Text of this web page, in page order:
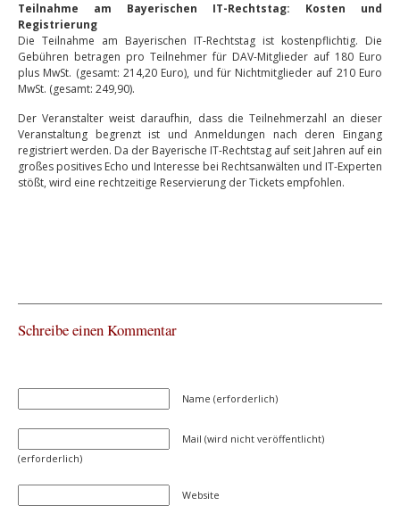
Teilnahme am Bayerischen IT-Rechtstag: Kosten und
Registrierung
Die Teilnahme am Bayerischen IT-Rechtstag ist kostenpflichtig. Die
Gebühren betragen pro Teilnehmer für DAV-Mitglieder auf 180 Euro
plus MwSt. (gesamt: 214,20 Euro), und für Nichtmitglieder auf 210 Euro
MwSt. (gesamt: 249,90).
Der Veranstalter weist daraufhin, dass die Teilnehmerzahl an dieser
Veranstaltung begrenzt ist und Anmeldungen nach deren Eingang
registriert werden. Da der Bayerische IT-Rechtstag auf seit Jahren auf ein
großes positives Echo und Interesse bei Rechtsanwälten und IT-Experten
stößt, wird eine rechtzeitige Reservierung der Tickets empfohlen.
Schreibe einen Kommentar
Name (erforderlich)
Mail (wird nicht veröffentlicht)
(erforderlich)
Website